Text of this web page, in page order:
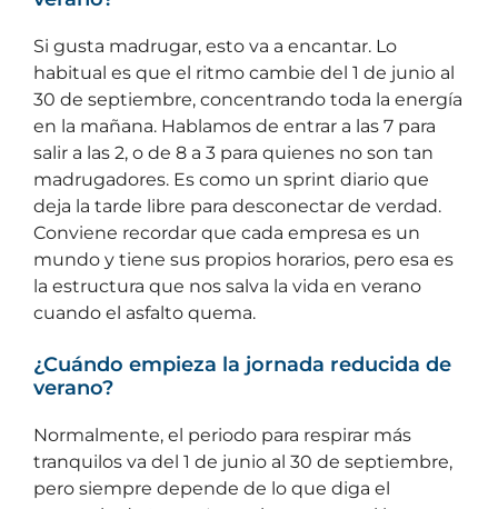
Si gusta madrugar, esto va a encantar. Lo
habitual es que el ritmo cambie del 1 de junio al
30 de septiembre, concentrando toda la energía
en la mañana. Hablamos de entrar a las 7 para
salir a las 2, o de 8 a 3 para quienes no son tan
madrugadores. Es como un sprint diario que
deja la tarde libre para desconectar de verdad.
Conviene recordar que cada empresa es un
mundo y tiene sus propios horarios, pero esa es
la estructura que nos salva la vida en verano
cuando el asfalto quema.
¿Cuándo empieza la jornada reducida de
verano?
Normalmente, el periodo para respirar más
tranquilos va del 1 de junio al 30 de septiembre,
pero siempre depende de lo que diga el